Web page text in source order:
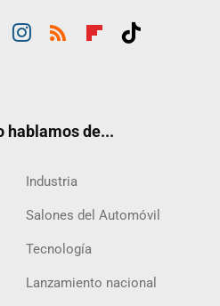
hablamos de...
Industria
Salones del Automóvil
Tecnología
Lanzamiento nacional